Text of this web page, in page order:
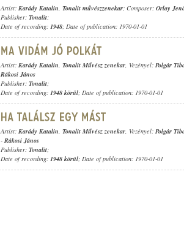
Artist: Karády Katalin, Tonalit művészzenekar; Composer: Orlay
Publisher: Tonalit;
Date of recording: 1948; Date of publication: 1970-01-01
Artist: Karády Katalin, Tonalit Művész zenekar, Vezényel: Polgár
Rákosi János
Publisher: Tonalit;
Date of recording: 1948 körül; Date of publication: 1970-01-01
Artist: Karády Katalin, Tonalit Művész zenekar, Vezényel: Polgár
- Rákosi János
Publisher: Tonalit;
Date of recording: 1948 körül; Date of publication: 1970-01-01